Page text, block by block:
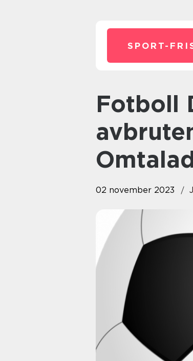
SPORT-
Fotboll Danmark-Finland
02 november 2023